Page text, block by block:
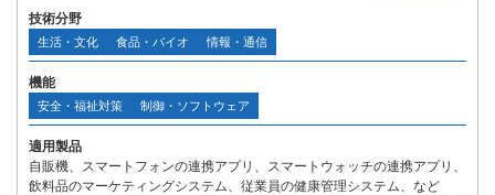
技術分野
生活・文化 食品・バイオ 情報・通信
機能
安全・福祉対策 制御・ソフトウェア
適用製品
自販機、スマートフォンの連携アプリ、スマートウォッチの連携アプリ、
飲料品のマーケティングシステム、従業員の健康管理システム、など